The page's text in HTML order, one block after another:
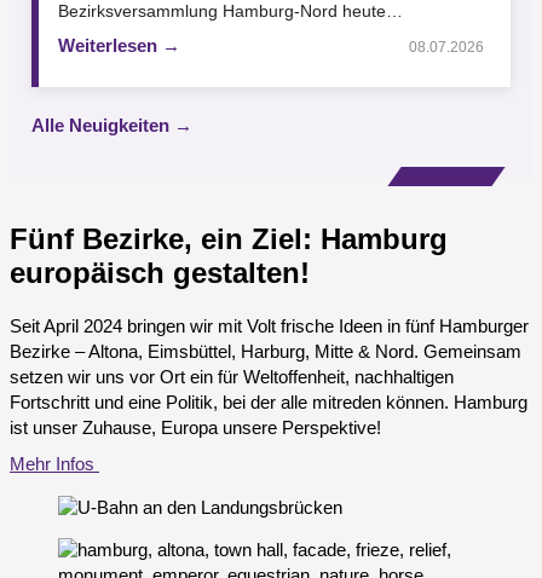
Bezirksversammlung Hamburg-Nord heute
beschlossen, neue Möglichkeiten der Stimmabgabe für
Weiterlesen → 08.07.2026
Alle Neuigkeiten →
Fünf Bezirke, ein Ziel: Hamburg
europäisch gestalten!
Seit April 2024 bringen wir mit Volt frische Ideen in fünf Hamburger
Bezirke – Altona, Eimsbüttel, Harburg, Mitte & Nord. Gemeinsam
setzen wir uns vor Ort ein für Weltoffenheit, nachhaltigen
Fortschritt und eine Politik, bei der alle mitreden können. Hamburg
ist unser Zuhause, Europa unsere Perspektive!
Mehr Infos